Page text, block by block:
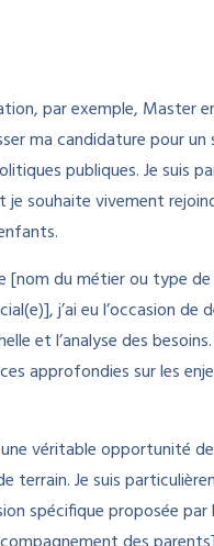
par exemple, Master
ma candidature pour
publiques. Je suis
souhaite vivement
[nom du métier ou type
j’ai eu l’occasion de
et l’analyse des
approfondies sur les
véritable opportunité
terrain. Je suis
spécifique proposée par